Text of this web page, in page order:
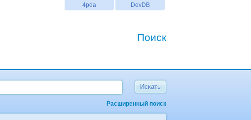
DevDB
4pda
Поиск
Расширенный поиск